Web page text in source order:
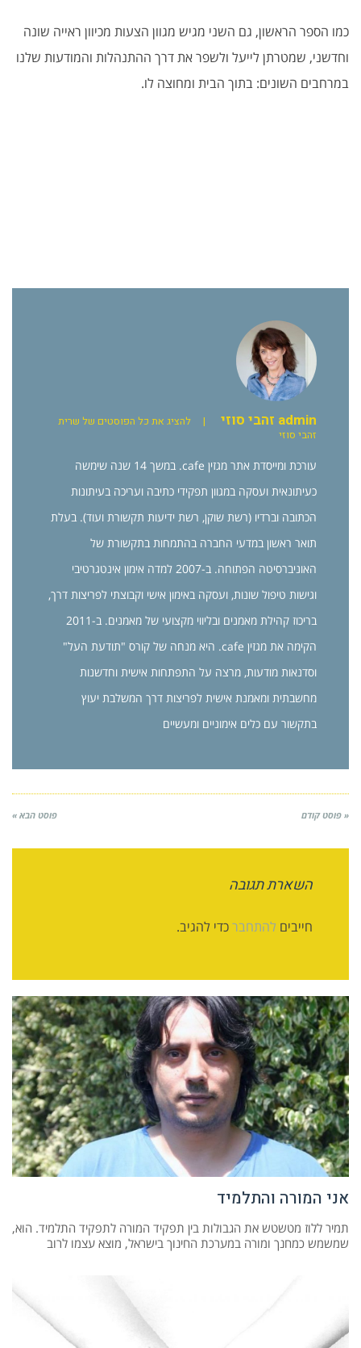
כמו הספר הראשון, גם השני מגיש מגוון הצעות מכיוון ראייה שונה
וחדשני, שמטרתן לייעל ולשפר את דרך ההתנהלות והמודעות שלנו
במרחבים השונים: בתוך הבית ומחוצה לו.
admin זהבי סוזי |
להציג את כל הפוסטים של שרית
זהבי סוזי
עורכת ומייסדת אתר מגזין cafe. במשך 14 שנה שימשה
כעיתונאית ועסקה במגוון תפקידי כתיבה ועריכה בעיתונות
הכתובה וברדיו (רשת שוקן, רשת ידיעות תקשורת ועוד). בעלת
תואר ראשון במדעי החברה בהתמחות בתקשורת של
האוניברסיטה הפתוחה. ב-2007 למדה אימון אינטגרטיבי
וגישות טיפול שונות, ועסקה באימון אישי וקבוצתי לפריצות דרך,
בריכוז קהילת מאמנים ובליווי מקצועי של מאמנים. ב-2011
הקימה את מגזין cafe. היא מנחה של קורס "תודעת העל"
וסדנאות מודעות, מרצה על התפתחות אישית וחדשנות
מחשבתית ומאמנת אישית לפריצות דרך המשלבת יעוץ
בתקשור עם כלים אימוניים ומעשיים
« פוסט קודם פוסט הבא »
השארת תגובה
חייבים להתחברכדי להגיב.
אני המורה והתלמיד
תמיר ללוז מטשטש את הגבולות בין תפקיד המורה לתפקיד התלמיד. הוא,
שמשמש כמחנך ומורה במערכת החינוך בישראל, מוצא עצמו לרוב